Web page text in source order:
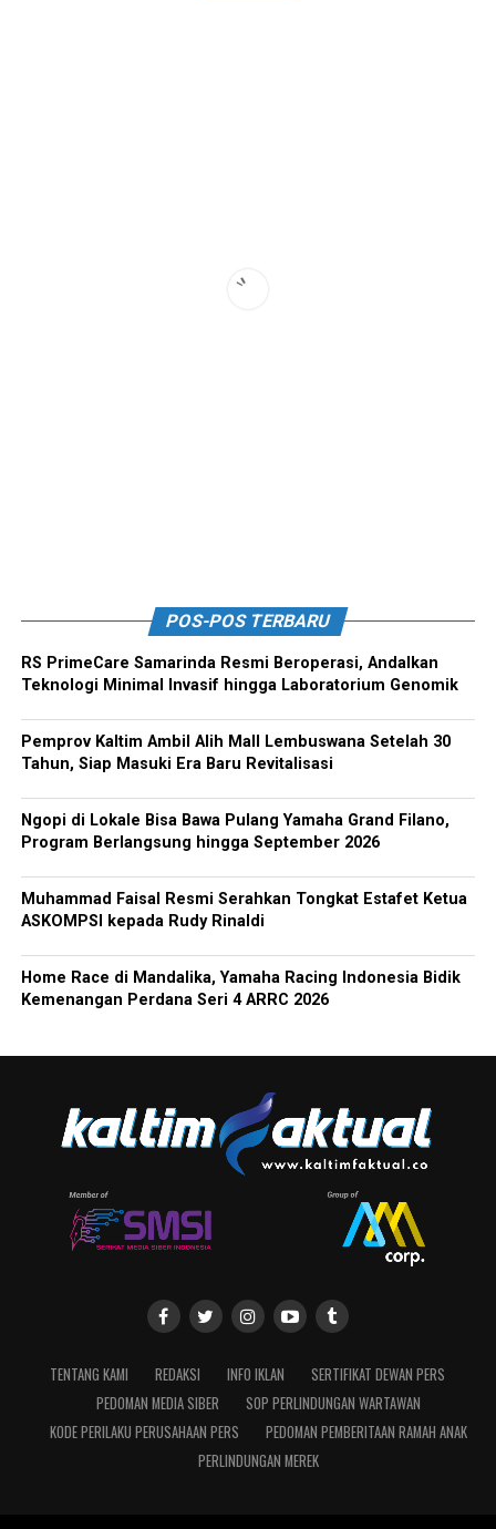
POS-POS TERBARU
RS PrimeCare Samarinda Resmi Beroperasi, Andalkan
Teknologi Minimal Invasif hingga Laboratorium Genomik
Pemprov Kaltim Ambil Alih Mall Lembuswana Setelah 30
Tahun, Siap Masuki Era Baru Revitalisasi
Ngopi di Lokale Bisa Bawa Pulang Yamaha Grand Filano,
Program Berlangsung hingga September 2026
Muhammad Faisal Resmi Serahkan Tongkat Estafet Ketua
ASKOMPSI kepada Rudy Rinaldi
Home Race di Mandalika, Yamaha Racing Indonesia Bidik
Kemenangan Perdana Seri 4 ARRC 2026
TENTANG KAMI REDAKSI INFO IKLAN
SERTIFIKAT DEWAN PERS
PEDOMAN MEDIA SIBER
SOP PERLINDUNGAN WARTAWAN
KODE PERILAKU PERUSAHAAN PERS
PEDOMAN PEMBERITAAN RAMAH ANAK
PERLINDUNGAN MEREK